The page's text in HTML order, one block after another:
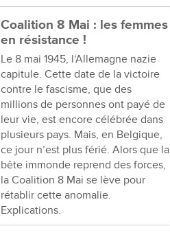
Coalition 8 Mai : les femmes
en résistance !
Le 8 mai 1945, l’Allemagne nazie
capitule. Cette date de la victoire
contre le fascisme, que des
millions de personnes ont payé de
leur vie, est encore célébrée dans
plusieurs pays. Mais, en Belgique,
ce jour n’est plus férié. Alors que la
bête immonde reprend des forces,
la Coalition 8 Mai se lève pour
rétablir cette anomalie.
Explications.